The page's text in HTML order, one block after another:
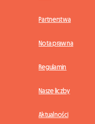
Partnerstwa
Nota prawna
Regulamin
Nasze liczby
Aktualności